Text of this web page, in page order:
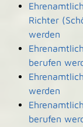
Richter
werden
berufen
werden
berufen